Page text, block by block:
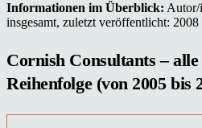
Informationen im Überblick: Autor/
insgesamt, zuletzt veröffentlicht: 2008
Cornish Consultants –
Reihenfolge (von 2005 bis